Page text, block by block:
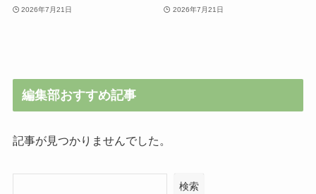
2026年7月21日 2026年7月21日
編集部おすすめ記事
記事が見つかりませんでした。
検索